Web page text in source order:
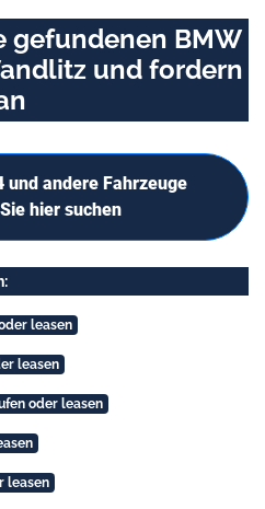
gefundenen BMW
und fordern
und andere Fahrzeuge
hier suchen
leasen
leasen
oder leasen
leasen